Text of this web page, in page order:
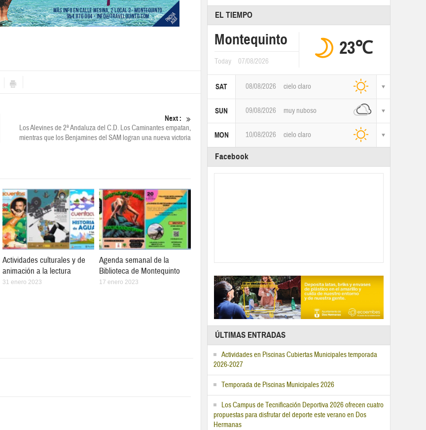
Next :
Los Alevines de 2ª Andaluza del C.D. Los Caminantes empatan,
mientras que los Benjamines del SAM logran una nueva victoria
Actividades culturales y de
animación a la lectura
31 enero 2023
Agenda semanal de la
Biblioteca de Montequinto
17 enero 2023
EL TIEMPO
Montequinto
Today 07/08/2026
23℃
SAT 08/08/2026 cielo claro
SUN 09/08/2026 muy nuboso
MON 10/08/2026 cielo claro
Facebook
ÚLTIMAS ENTRADAS
Actividades en Piscinas Cubiertas Municipales temporada
2026-2027
Temporada de Piscinas Municipales 2026
Los Campus de Tecnificación Deportiva 2026 ofrecen cuatro
propuestas para disfrutar del deporte este verano en Dos
Hermanas